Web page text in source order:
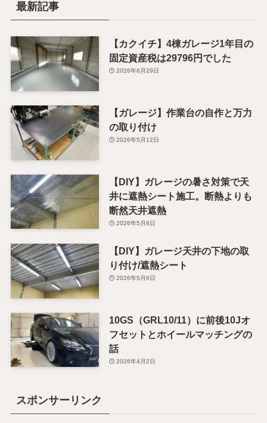
最新記事
【カクイチ】4棟ガレージ1年目の
固定資産税は29796円でした
2026年6月29日
【ガレージ】作業台の自作と万力
の取り付け
2026年5月12日
【DIY】ガレージの暑さ対策で天
井に遮熱シート施工。断熱よりも
断然天井遮熱
2026年5月8日
【DIY】ガレージ天井の下地の取
り付け/遮熱シート
2026年5月6日
10GS（GRL10/11）に前後10Jオ
フセットとホイールマッチングの
話
2026年4月2日
スポンサーリンク